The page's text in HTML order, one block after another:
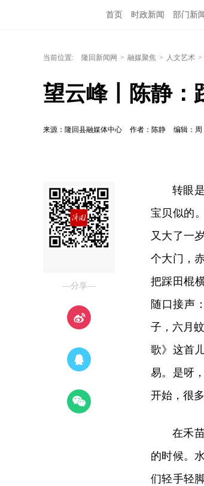
首页 时政新闻 部门新
当前位置: 隆回新闻网 > 融媒聚焦 > 人文艺术 >
望云峰丨陈静：
来源：隆回县融媒体中心 作者：陈静 编辑：周
—分享—
转眼
宝贝似的
又大了一
个大门，
把踩田棍
随口接声
子，六月
歌》这首
易。是呀
开始，很
在禾
的时候。
们轻手轻